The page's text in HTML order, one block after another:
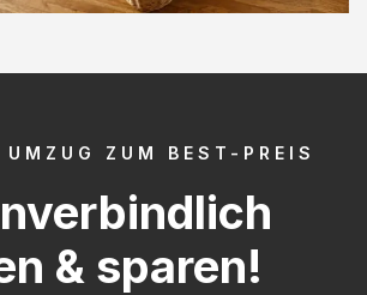
UMZUG ZUM BEST-PREIS
& sparen!